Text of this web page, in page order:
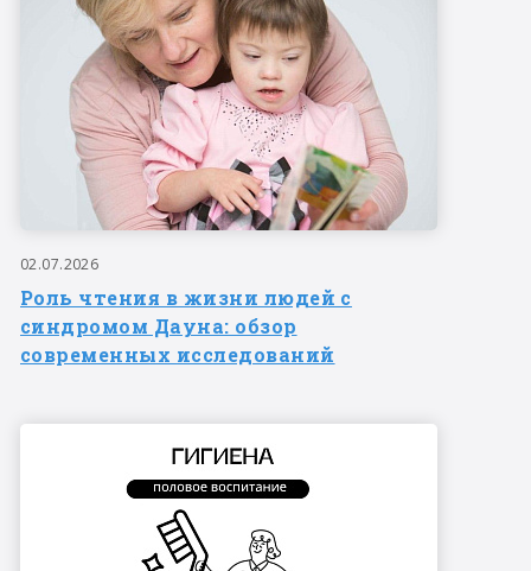
02.07.2026
Роль чтения в жизни людей с
синдромом Дауна: обзор
современных исследований